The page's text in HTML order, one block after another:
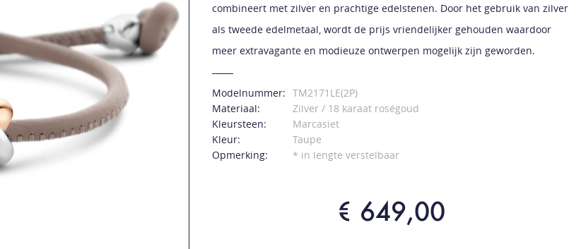
combineert met zilver en prachtige edelstenen. Door het gebruik van zilver
als tweede edelmetaal, wordt de prijs vriendelijker gehouden waardoor
meer extravagante en modieuze ontwerpen mogelijk zijn geworden.
Modelnummer:
TM2171LE(2P)
Materiaal:
Zilver / 18 karaat roségoud
Kleursteen:
Marcasiet
Kleur:
Taupe
Opmerking:
* in lengte verstelbaar
€ 649,00